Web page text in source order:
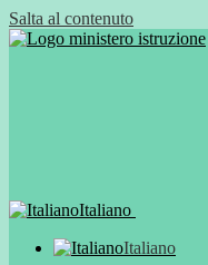
Salta al contenuto
Italiano
Italiano